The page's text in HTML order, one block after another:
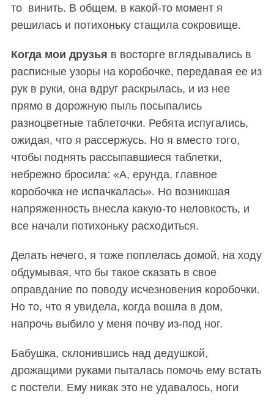
то винить. В общем, в какой-то момент я
решилась и потихоньку стащила сокровище.
Когда мои друзья в восторге вглядывались в
расписные узоры на коробочке, передавая ее из
рук в руки, она вдруг раскрылась, и из нее
прямо в дорожную пыль посыпались
разноцветные таблеточки. Ребята испугались,
ожидая, что я рассержусь. Но я вместо того,
чтобы поднять рассыпавшиеся таблетки,
небрежно бросила: «А, ерунда, главное
коробочка не испачкалась». Но возникшая
напряженность внесла какую-то неловкость, и
все начали потихоньку расходиться.
Делать нечего, я тоже поплелась домой, на ходу
обдумывая, что бы такое сказать в свое
оправдание по поводу исчезновения коробочки.
Но то, что я увидела, когда вошла в дом,
напрочь выбило у меня почву из-под ног.
Бабушка, склонившись над дедушкой,
дрожащими руками пыталась помочь ему встать
с постели. Ему никак это не удавалось, ноги